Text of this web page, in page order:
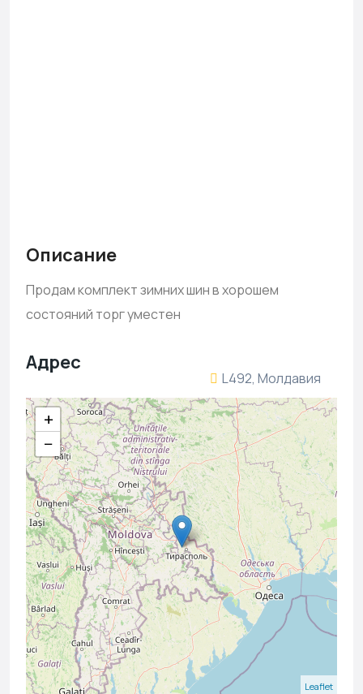
Описание
Продам комплект зимних шин в хорошем
состояний торг уместен
Адрес
L492, Молдавия
+
−
Leaflet